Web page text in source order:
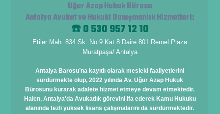
Uğur Azap Hukuk Bürosu
Antalya Avukat ve Hukuki Danışmanlık Hizmetleri:
☎️ 0 530 957 12 10
Etiler Mah. 834 Sk. No:9 Kat:8 Daire:801 Remel Plaza
Muratpaşa/ Antalya
Antalya Barosu’na kayıtlı olarak mesleki faaliyetlerini
sürdürmekte olup, 2022 yılında Av. Uğur Azap Hukuk
Bürosunu kurarak adalete hizmet etmeye devam etmektedir.
Halen, Antalya'da Avukatlık görevini ifa ederek Kamu Hukuku
alanında tezli yüksek lisans çalışmalarını da sürdürmektedir.